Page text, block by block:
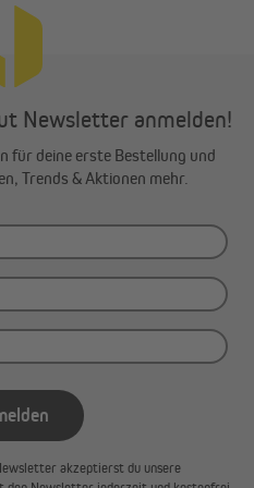
Motoren sich die Laune
sind im Rollladenkasten
Somit sind sie für
Newsletter anmelden!
für deine erste Bestellung und
Trends & Aktionen mehr.
akzeptierst du unsere